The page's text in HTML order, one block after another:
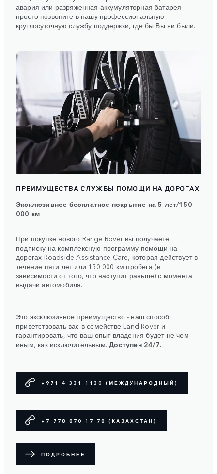
авария или разряженная аккумуляторная батарея —
просто позвоните в нашу профессиональную
круглосуточную службу поддержки, где бы Вы ни были.
ПРЕИМУЩЕСТВА СЛУЖБЫ ПОМОЩИ НА ДОРОГАХ
Эксклюзивное бесплатное покрытие на 5 лет/150
000 км
При покупке нового Range Rover вы получаете
подписку на комплексную программу помощи на
дорогах Roadside Assistance Care, которая действует в
течение пяти лет или 150 000 км пробега (в
зависимости от того, что наступит раньше) с момента
выдачи автомобиля.
Это эксклюзивное преимущество - наш способ
приветствовать вас в семействе Land Rover и
гарантировать, что ваш опыт владения будет не чем
иным, как исключительным.Доступен 24/7.
+971 4 331 1130 (МЕЖДУНАРОДНЫЙ)
+7 778 870 17 78 (КАЗАХСТАН)
ПОДРОБНЕЕ